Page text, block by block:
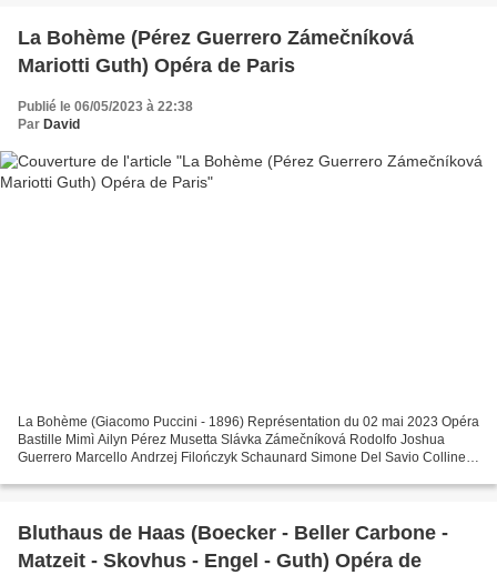
La Bohème (Pérez Guerrero Zámečníková
Mariotti Guth) Opéra de Paris
Publié le 06/05/2023 à 22:38
Par David
La Bohème (Giacomo Puccini - 1896) Représentation du 02 mai 2023 Opéra
Bastille Mimì Ailyn Pérez Musetta Slávka Zámečníková Rodolfo Joshua
Guerrero Marcello Andrzej Filończyk Schaunard Simone Del Savio Colline /
Bluthaus de Haas (Boecker - Beller Carbone -
Matzeit - Skovhus - Engel - Guth) Opéra de